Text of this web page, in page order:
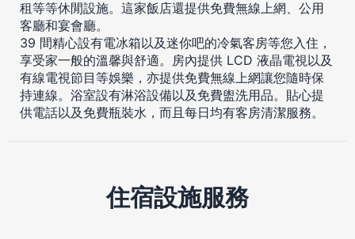
租等等休閒設施。這家飯店還提供免費無線上網、公用
客廳和宴會廳。
39 間精心設有電冰箱以及迷你吧的冷氣客房等您入住，
享受家一般的溫馨與舒適。房內提供 LCD 液晶電視以及
有線電視節目等娛樂，亦提供免費無線上網讓您隨時保
持連線。浴室設有淋浴設備以及免費盥洗用品。貼心提
供電話以及免費瓶裝水，而且每日均有客房清潔服務。
住宿設施服務